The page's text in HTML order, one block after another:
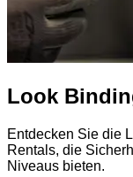
Look
Entdecken Sie die
Rentals, die
Niveaus bieten.